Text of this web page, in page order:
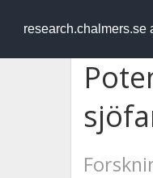
research.chalmers.se
RESEARCH